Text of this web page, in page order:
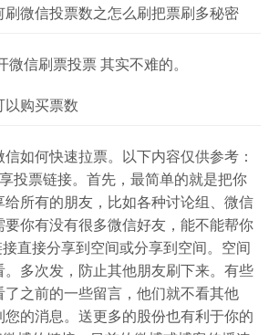
刷微信投票数之怎么刷把票刷多秘密
信刷票投票 其实不难的。
购买票数
如何快速拉票。以下内容仅供参考：
投票链接。首先，最简单的就是把你
所有的朋友，比如各种讨论组、微信
你有没有很多微信好友，能不能帮你
直接分享到空间或分享到空间。空间
多次发，防止其他朋友刷下来。有些
了之前的一些留言，他们就不看其他
的消息。送更多的股份也有利于你的